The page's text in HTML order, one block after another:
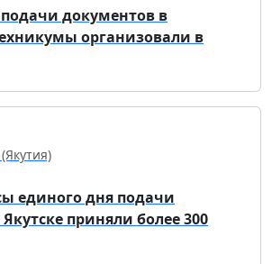
документов в
организовали в
единого дня подачи
приняли более 300